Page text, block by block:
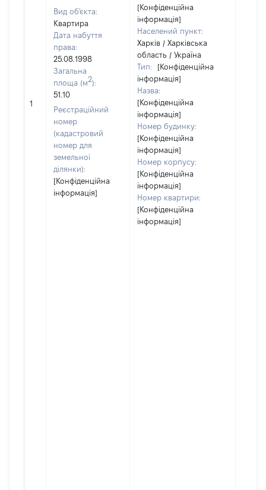
1
Вид об'єкта:
Квартира
Дата набуття
права:
25.08.1998
Загальна
площа (м2):
51.10
Реєстраційний
номер
(кадастровий
номер для
земельної
ділянки):
[Конфіденційна
інформація]
[Конфіденційна
інформація]
Населений пункт:
Харків / Харківська
область / Україна
Тип:
[Конфіденційна
інформація]
Назва:
[Конфіденційна
інформація]
Номер будинку:
[Конфіденційна
інформація]
Номер корпусу:
[Конфіденційна
інформація]
Номер квартири:
[Конфіденційна
інформація]